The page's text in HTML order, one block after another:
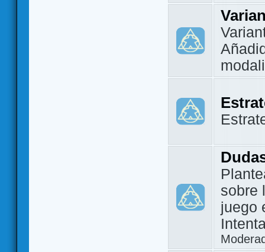
sobre
juego